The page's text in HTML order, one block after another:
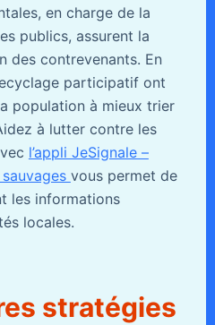
en charge de la
publics, assurent la
des contrevenants. En
participatif ont
population à mieux trier
à lutter contre les
l’appli JeSignale –
vous permet de
les informations
locales.
stratégies